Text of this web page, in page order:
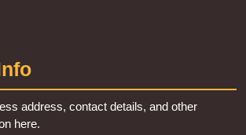
address, contact details, and other
here.